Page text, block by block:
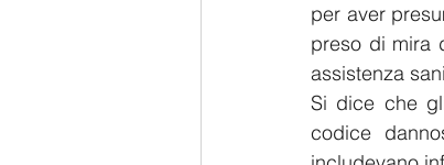
per aver
preso di mira
assistenza
Si dice che
codice